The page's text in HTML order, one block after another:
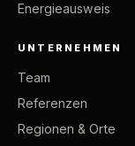
Energieausweis
UNTERNEHMEN
Team
Referenzen
Regionen & Orte